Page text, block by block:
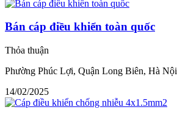
Bán cáp điều khiển toàn quốc
Thỏa thuận
Phường Phúc Lợi, Quận Long Biên, Hà Nội
14/02/2025